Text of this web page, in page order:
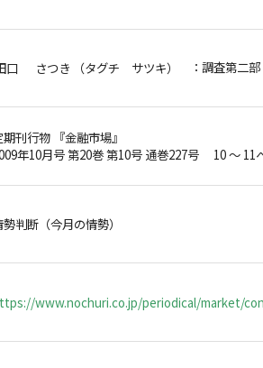
口 さつき （タグチ サツキ） ：調査第二部
期刊行物 『金融市場』
年10月号 第20巻 第10号 通巻227号 10 ～ 11
勢判断（今月の情勢）
www.nochuri.co.jp/periodical/market/